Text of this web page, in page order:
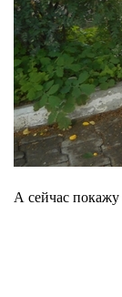
А сейчас покажу